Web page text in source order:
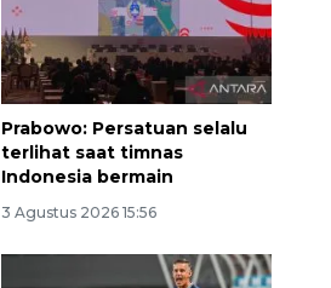
Prabowo: Persatuan selalu
terlihat saat timnas
Indonesia bermain
3 Agustus 2026 15:56